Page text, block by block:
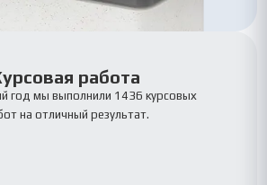
работа
год мы выполнили 1436 курсовых
на отличный результат.